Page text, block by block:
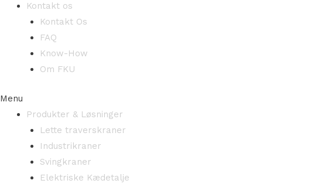
Kontakt os
Kontakt Os
FAQ
Know-How
Om FKU
Menu
Produkter & Løsninger
Lette traverskraner
Industrikraner
Svingkraner
Elektriske Kædetalje